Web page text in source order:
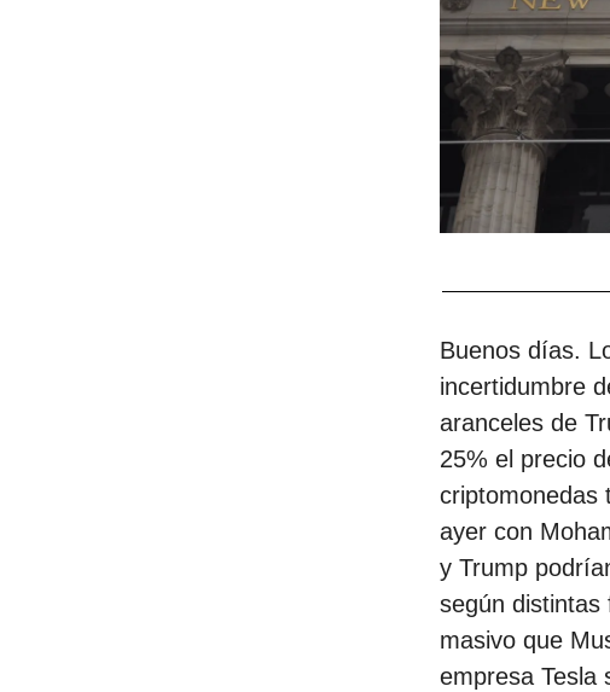
Buenos días.
incertidumbre
aranceles de
25% el precio
criptomonedas
ayer con
y Trump
según distintas
masivo que
empresa Tesla